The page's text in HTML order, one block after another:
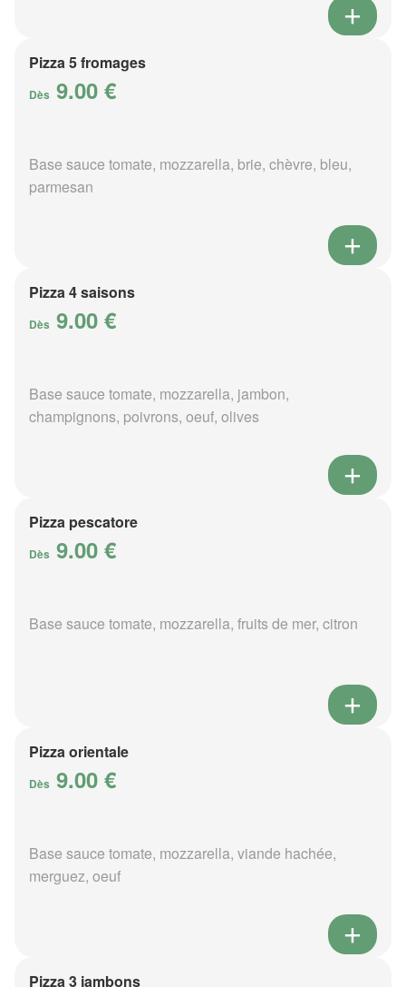
Pizza 5 fromages
Dès 9.00 €
Base sauce tomate, mozzarella, brie, chèvre, bleu,
parmesan
Pizza 4 saisons
Dès 9.00 €
Base sauce tomate, mozzarella, jambon,
champignons, poivrons, oeuf, olives
Pizza pescatore
Dès 9.00 €
Base sauce tomate, mozzarella, fruits de mer, citron
Pizza orientale
Dès 9.00 €
Base sauce tomate, mozzarella, viande hachée,
merguez, oeuf
Pizza 3 jambons